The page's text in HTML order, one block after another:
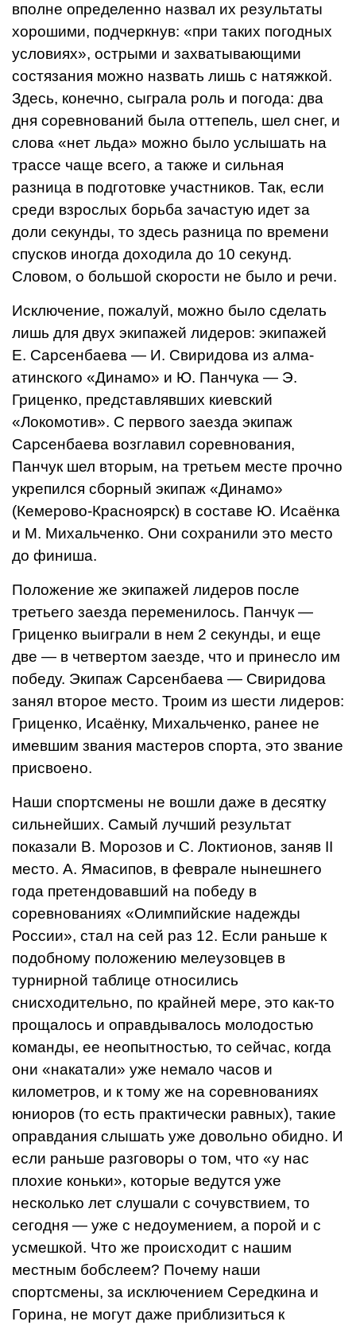
вполне определенно назвал их результаты
хорошими, подчеркнув: «при таких погодных
условиях», остры­ми и захватывающими
состязания мож­но назвать лишь с натяжкой.
Здесь, конечно, сыграла роль и погода: два
дня соревнований была оттепель, шел снег, и
слова «нет льда» можно было услы­шать на
трассе чаще всего, а также и сильная
разница в подготовке участ­ников. Так, если
среди взрослых борьба зачастую идет за
доли секунды, то здесь разница по времени
спусков иногда до­ходила до 10 секунд.
Словом, о большой скорости не было и речи.
Исключение, пожалуй, можно было сделать
лишь для двух экипажей ли­деров: экипажей
Е. Сарсенбаева — И. Сви­ридова из алма-
атинского «Динамо» и Ю. Панчука — Э.
Гриценко, представ­лявших киевский
«Локомотив». С первого заезда экипаж
Сарсенбаева возгла­вил соревнования,
Панчук шел вторым, на третьем месте прочно
укрепился сбор­ный экипаж «Динамо»
(Кемерово-Красноярск) в составе Ю. Исаёнка
и М. Михальченко. Они сохранили это место
до финиша.
Положение же экипажей лидеров после
третьего заезда переменилось. Панчук —
Гриценко выиграли в нем 2 секунды, и еще
две — в четвертом заезде, что и принесло им
победу. Экипаж Сарсенбаева — Свиридова
занял второе место. Троим из шести лидеров:
Гриценко, Исаёнку, Михальченко, ранее не
имевшим звания мастеров спорта, это звание
присвоено.
Наши спортсмены не вошли даже в десятку
сильнейших. Самый лучший ре­зультат
показали В. Морозов и С. Локтионов, заняв II
место. А. Ямасипов, в феврале нынешнего
года претендовав­ший на победу в
соревнованиях «Олимпийские надежды
России», стал на сей раз 12. Если раньше к
подобному по­ложению мелеузовцев в
турнирной таблице относились
снисходительно, по крайней мере, это как-то
прощалось и оправдывалось молодостью
команды, ее неопытностью, то сейчас, когда
они «на­катали» уже немало часов и
километров, и к тому же на соревнованиях
юниоров (то есть практически равных), такие
оправдания слышать уже доволь­но обидно. И
если раньше разговоры о том, что «у нас
плохие коньки», ко­торые ведутся уже
несколько лет слушали с сочувствием, то
сегодня — уже с недоумением, а порой и с
усмешкой. Что же происходит с нашим
местным бобслеем? Почему наши
спортсмены, за исключением Середкина и
Горина, не могут даже приблизиться к